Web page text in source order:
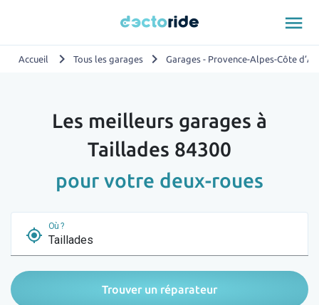
menu
Accueil chevron_right Tous les garages chevron_right Garages - Provence-Alpes-Côte
Les meilleurs garages à
Taillades 84300
pour votre deux-roues
my_location
Où ?
Trouver un réparateur